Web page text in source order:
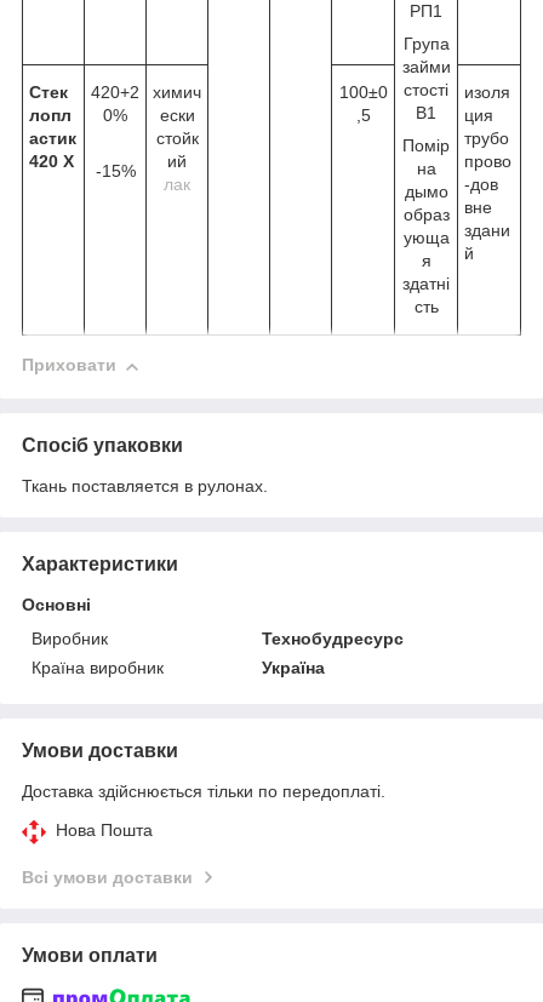
РП1
Група
займи
стості
В1
Помір
на
дымо
образ
ующа
я
здатні
сть
Стек
лопл
астик
420 Х
420+2
0%
-15%
химич
ески
стойк
ий
лак
100±0
,5
изоля
ция
трубо
прово
-дов
вне
здани
й
Приховати
Спосіб упаковки
Ткань поставляется в рулонах.
Характеристики
Основні
Виробник
Технобудресурс
Країна виробник
Україна
Умови доставки
Доставка здійснюється тільки по передоплаті.
Нова Пошта
Всі умови доставки
Умови оплати